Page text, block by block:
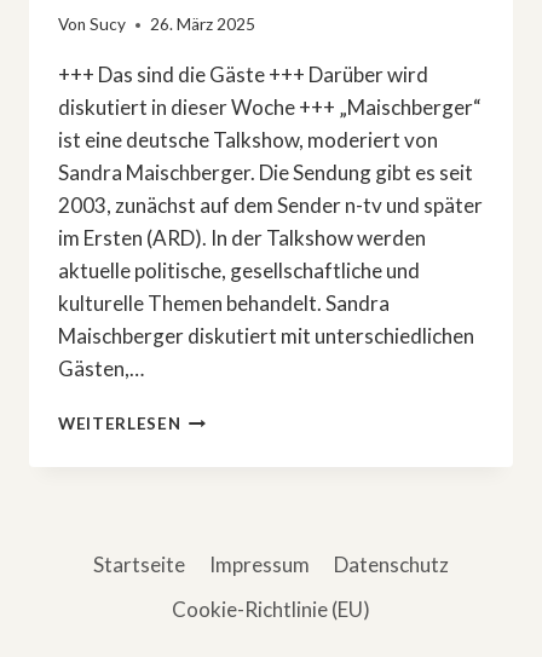
Von Sucy 26. März 2025
+++ Das sind die Gäste +++ Darüber wird
diskutiert in dieser Woche +++ „Maischberger“
ist eine deutsche Talkshow, moderiert von
Sandra Maischberger. Die Sendung gibt es seit
2003, zunächst auf dem Sender n-tv und später
im Ersten (ARD). In der Talkshow werden
aktuelle politische, gesellschaftliche und
kulturelle Themen behandelt. Sandra
Maischberger diskutiert mit unterschiedlichen
Gästen,…
WEITERLESEN »MAISCHBERGER«
26.
Startseite Impressum
Datenschutz
Cookie-Richtlinie (EU)